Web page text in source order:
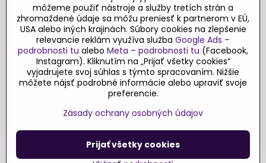
Sme slovenský e-shop​. Fungujeme len
vďaka vám – rodičom a všetkým, ktorí veria
v poctivý výber kvalitných hračiek s
pridanou hodnotou​. Každý nákup na
Originalnehracky​.sk je pre nás podporou a
motiváciou prinášať hračky a produkty,
ktoré majú zmysel​.
©2026Copyright
Predvoľby súkromiaZásady ochrany osobných údajov
Podmienky používania
môžeme použiť nástroje a služby tretích strán a
zhromaždené údaje sa môžu preniesť k partnerom v EÚ,
USA alebo iných krajinách. Súbory cookies na zlepšenie
relevancie reklám využíva služba Google Ads –
podrobnosti tu alebo Meta – podrobnosti tu (Facebook,
Instagram). Kliknutím na „Prijať všetky cookies“
vyjadrujete svoj súhlas s týmto spracovaním. Nižšie
môžete nájsť podrobné informácie alebo upraviť svoje
preferencie.
Zásady ochrany osobných údajov
Prijať všetky cookies